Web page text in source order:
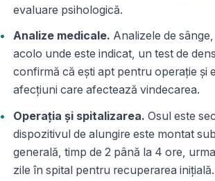
evaluare psihologică.
Analize medicale. Analizele de
acolo unde este indicat, un test de
confirmă că ești apt pentru operație și
afecțiuni care afectează vindecarea.
Operația și spitalizarea. Osul este
dispozitivul de alungire este montat
generală, timp de 2 până la 4 ore,
zile în spital pentru recuperarea inițială.